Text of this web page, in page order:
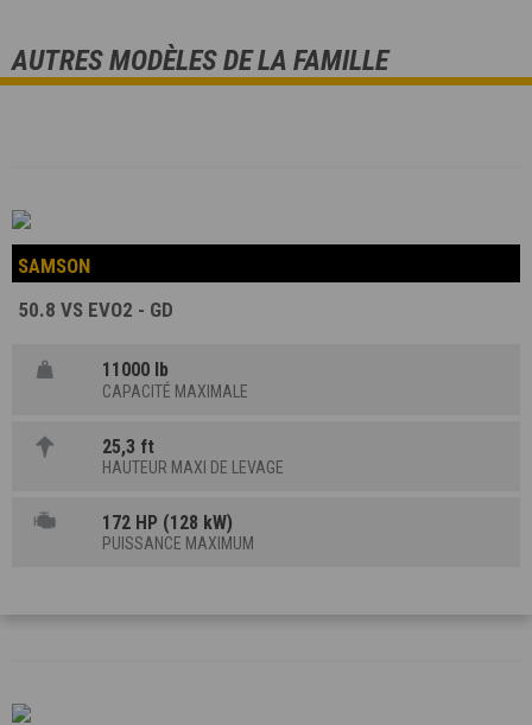
AUTRES MODÈLES DE LA FAMILLE
SAMSON
50.8 VS EVO2 - GD
11000 lb
CAPACITÉ MAXIMALE
25,3 ft
HAUTEUR MAXI DE LEVAGE
172 HP (128 kW)
PUISSANCE MAXIMUM